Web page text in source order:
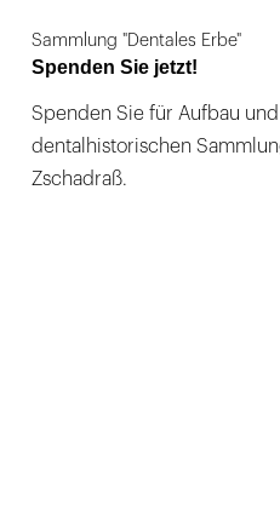
Sammlung "Dentales Erbe"
Spenden Sie jetzt!
Spenden Sie für Aufbau
dentalhistorischen
Zschadraß.